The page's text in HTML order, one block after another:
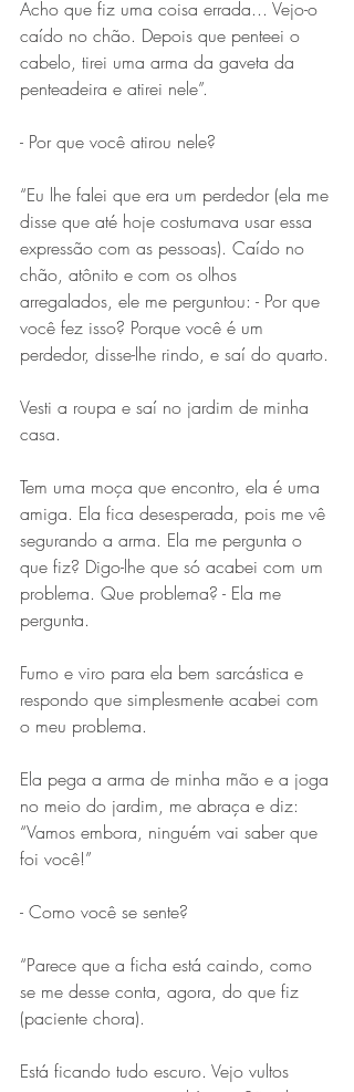
Acho que fiz uma coisa errada... Vejo-o
caído no chão. Depois que penteei o
cabelo, tirei uma arma da gaveta da
penteadeira e atirei nele”.
- Por que você atirou nele?
“Eu lhe falei que era um perdedor (ela me
disse que até hoje costumava usar essa
expressão com as pessoas). Caído no
chão, atônito e com os olhos
arregalados, ele me perguntou: - Por que
você fez isso? Porque você é um
perdedor, disse-lhe rindo, e saí do quarto.
Vesti a roupa e saí no jardim de minha
casa.
Tem uma moça que encontro, ela é uma
amiga. Ela fica desesperada, pois me vê
segurando a arma. Ela me pergunta o
que fiz? Digo-lhe que só acabei com um
problema. Que problema? - Ela me
pergunta.
Fumo e viro para ela bem sarcástica e
respondo que simplesmente acabei com
o meu problema.
Ela pega a arma de minha mão e a joga
no meio do jardim, me abraça e diz:
“Vamos embora, ninguém vai saber que
foi você!”
- Como você se sente?
“Parece que a ficha está caindo, como
se me desse conta, agora, do que fiz
(paciente chora).
Está ficando tudo escuro. Vejo vultos